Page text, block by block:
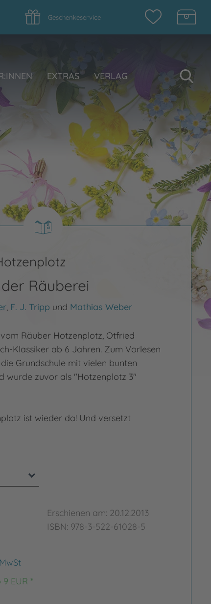
Geschenkeservice
EXTRAS VERLAG
Räuberei
, F. J. Tripp und Mathias Weber
Räuber Hotzenplotz, Otfried
Klassiker ab 6 Jahren. Zum Vorlesen
Grundschule mit vielen bunten
wurde zuvor als "Hotzenplotz 3"
ist wieder da! Und versetzt
Erschienen am: 20.12.2013
ISBN: 978-3-522-61028-5
EUR *